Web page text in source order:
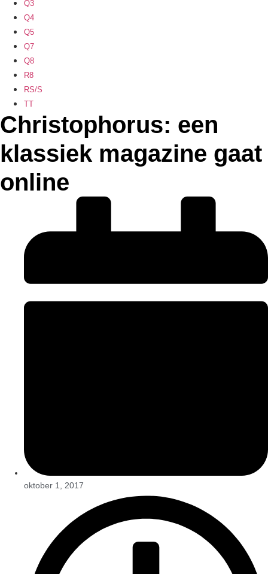
Q3
Q4
Q5
Q7
Q8
R8
RS/S
TT
Christophorus: een
klassiek magazine gaat
online
oktober 1, 2017